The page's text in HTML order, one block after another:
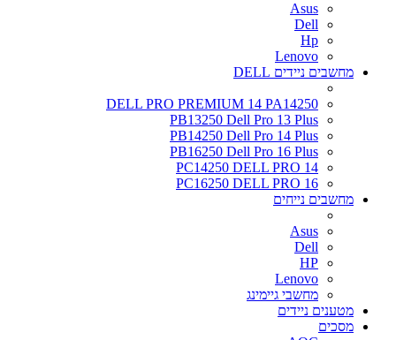
Asus
Dell
Hp
Lenovo
מחשבים ניידים DELL
DELL PRO PREMIUM 14 PA14250
PB13250 Dell Pro 13 Plus
PB14250 Dell Pro 14 Plus
PB16250 Dell Pro 16 Plus
PC14250 DELL PRO 14
PC16250 DELL PRO 16
מחשבים נייחים
Asus
Dell
HP
Lenovo
מחשבי גיימינג
מטענים ניידים
מסכים